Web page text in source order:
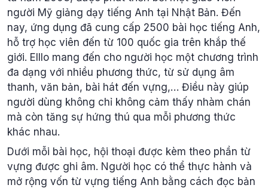
người Mỹ giảng dạy tiếng Anh tại Nhật Bản. Đến
nay, ứng dụng đã cung cấp 2500 bài học tiếng Anh,
hỗ trợ học viên đến từ 100 quốc gia trên khắp thế
giới. Elllo mang đến cho người học một chương trình
đa dạng với nhiều phương thức, từ sử dụng âm
thanh, văn bản, bài hát đến vựng,… Điều này giúp
người dùng không chỉ không cảm thấy nhàm chán
mà còn tăng sự hứng thú qua mỗi phương thức
khác nhau.
Dưới mỗi bài học, hội thoại được kèm theo phần từ
vựng được ghi âm. Người học có thể thực hành và
mở rộng vốn từ vựng tiếng Anh bằng cách đọc bản